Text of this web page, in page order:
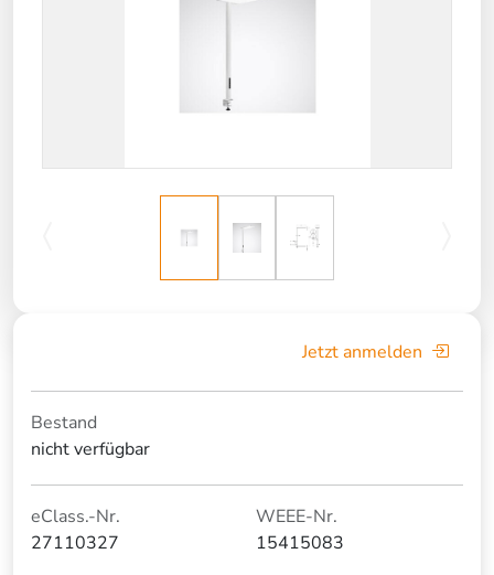
Jetzt anmelden
Bestand
nicht verfügbar
eClass.-Nr.
27110327
WEEE-Nr.
15415083